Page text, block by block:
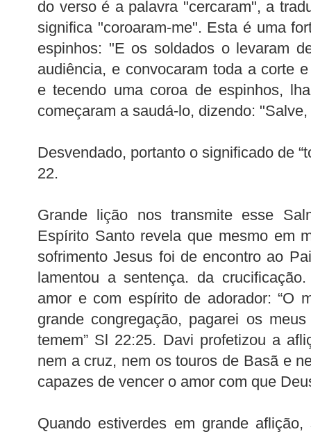
do verso é a palavra "cercaram", a
significa "coroaram-me". Esta é uma
espinhos: "E os soldados o levaram
audiência, e convocaram toda a corte
e tecendo uma coroa de espinhos,
começaram a saudá-lo, dizendo:
Desvendado, portanto o significado de
22.
Grande lição nos transmite esse
Espírito Santo revela que mesmo em
sofrimento Jesus foi de encontro ao
lamentou a sentença. da
amor e com espírito de adorador: “O
grande congregação, pagarei os
temem” Sl 22:25. Davi profetizou a
nem a cruz, nem os touros de Basã e
capazes de vencer o amor com que
Quando estiverdes em grande